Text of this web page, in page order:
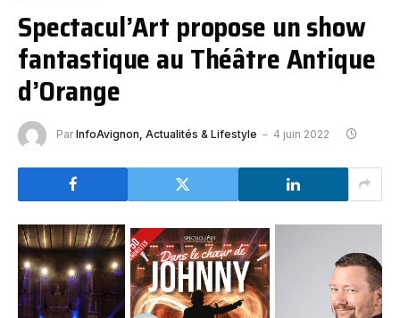
Spectacul’Art propose un show
fantastique au Théâtre Antique
d’Orange
Par InfoAvignon, Actualités & Lifestyle 4 juin 2022